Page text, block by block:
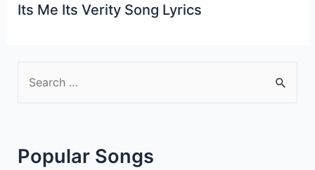
Its Me Its Verity Song Lyrics
c
Popular Songs